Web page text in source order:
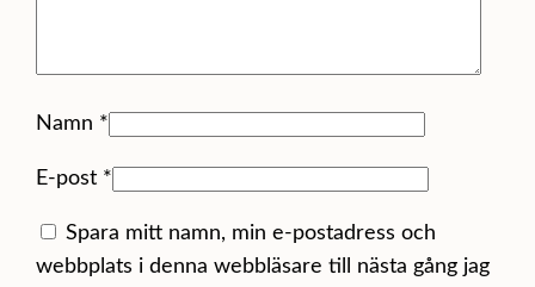
Namn *
E-post *
Spara mitt namn, min e-postadress och
webbplats i denna webbläsare till nästa gång jag